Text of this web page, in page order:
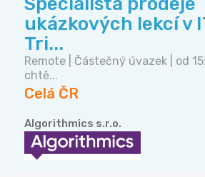
ukázkových lekcí v
Tri...
Remote | Částečný úvazek | od
chtě...
Celá ČR
Algorithmics s.r.o.